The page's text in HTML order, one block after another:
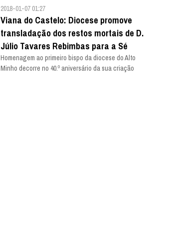
2018-01-07 01:27
Viana do Castelo: Diocese promove
transladação dos restos mortais de D.
Júlio Tavares Rebimbas para a Sé
Homenagem ao primeiro bispo da diocese do Alto
Minho decorre no 40.º aniversário da sua criação